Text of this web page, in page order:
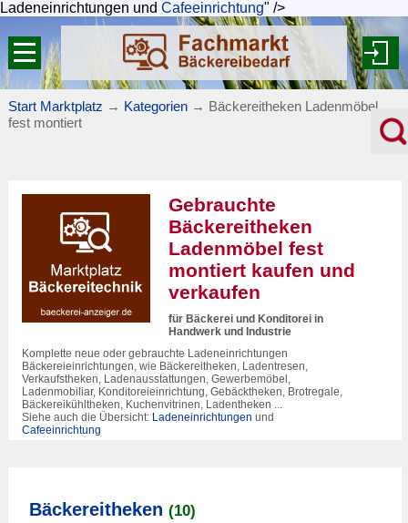
Ladeneinrichtungen und Cafeeinrichtung" />
Start Marktplatz → Kategorien → Bäckereitheken Ladenmöbel
fest montiert
Gebrauchte
Bäckereitheken
Ladenmöbel fest
montiert kaufen und
verkaufen
für Bäckerei und Konditorei in
Handwerk und Industrie
Komplette neue oder gebrauchte Ladeneinrichtungen
Bäckereieinrichtungen, wie Bäckereitheken, Ladentresen,
Verkaufstheken, Ladenausstattungen, Gewerbemöbel,
Ladenmobiliar, Konditoreieinrichtung, Gebäcktheken, Brotregale,
Bäckereikühltheken, Kuchenvitrinen, Ladentheken ...
Siehe auch die Übersicht: Ladeneinrichtungen und
Cafeeinrichtung
Bäckereitheken (10)